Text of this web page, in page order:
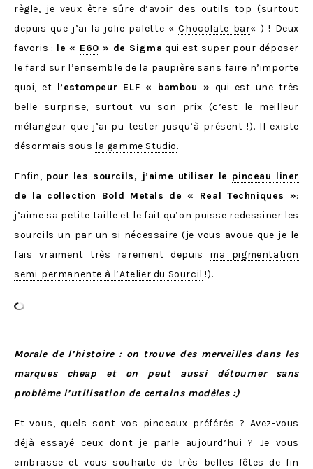
règle, je veux être sûre d’avoir des outils top (surtout
depuis que j’ai la jolie palette «Chocolate bar« ) ! Deux
favoris : le « E60 » de Sigma qui est super pour déposer
le fard sur l’ensemble de la paupière sans faire n’importe
quoi, et l’estompeur ELF « bambou » qui est une très
belle surprise, surtout vu son prix (c’est le meilleur
mélangeur que j’ai pu tester jusqu’à présent !). Il existe
désormais sous la gamme Studio.
Enfin, pour les sourcils, j’aime utiliser le pinceau liner
de la collection Bold Metals de « Real Techniques »:
j’aime sa petite taille et le fait qu’on puisse redessiner les
sourcils un par un si nécessaire (je vous avoue que je le
fais vraiment très rarement depuis ma pigmentation
semi-permanente à l’Atelier du Sourcil !).
Morale de l’histoire : on trouve des merveilles dans les
marques cheap et on peut aussi détourner sans
problème l’utilisation de certains modèles :)
Et vous, quels sont vos pinceaux préférés ? Avez-vous
déjà essayé ceux dont je parle aujourd’hui ? Je vous
embrasse et vous souhaite de très belles fêtes de fin